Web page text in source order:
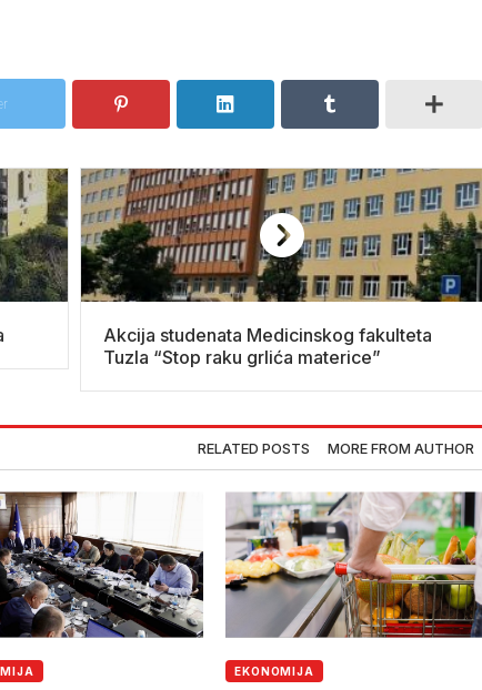
Akcija studenata Medicinskog fakulteta
Tuzla “Stop raku grlića materice”
RELATED POSTS MORE FROM AUTHOR
EKONOMIJA